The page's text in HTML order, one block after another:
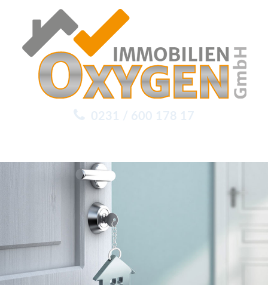
0231 / 600 178 17